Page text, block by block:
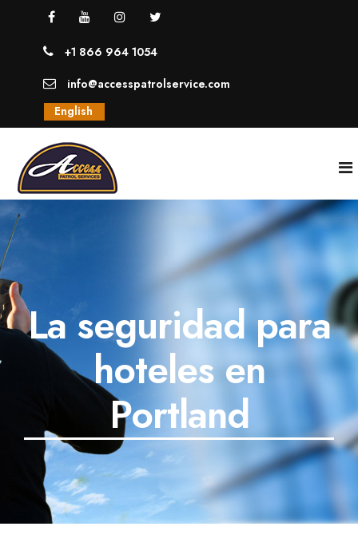
+1 866 964 1054
info@accesspatrolservice.com
English
INICIO
SERVICIOS
GUARDIAS UNIFORMADOS
TRABAJOS
La seguridad para
hoteles en
Portland